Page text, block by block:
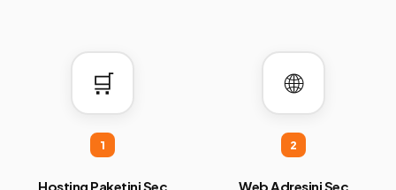
🛒
1
Hosting Paketini Seç
🌐
2
Web Adresini Seç